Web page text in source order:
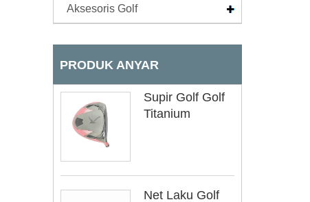
Aksesoris Golf
PRODUK ANYAR
Supir Golf Golf
Titanium
Net Laku Golf